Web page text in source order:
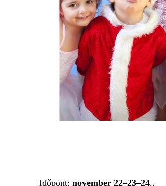
Időpont: november 22–23–24.,